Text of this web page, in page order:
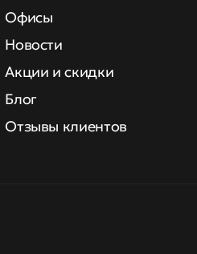
Офисы
Новости
Акции и скидки
Блог
Отзывы клиентов